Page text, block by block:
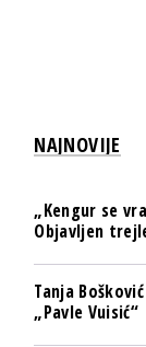
NAJNOVIJE
„Kengur se
Objavljen
Tanja
„Pavle Vuisić“